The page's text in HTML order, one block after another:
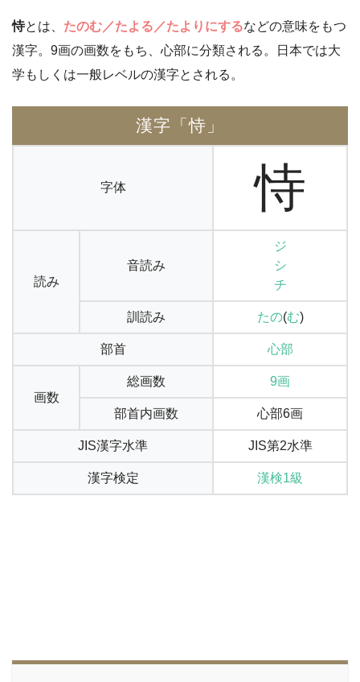
恃とは、 たのむ／たよる／たよりにするなどの意味をもつ
漢字。9画の画数をもち、心部に分類される。日本では大
学もしくは一般レベルの漢字とされる。
漢字「恃」
字体 恃
読み
音読み
ジ
シ
チ
訓読み たの(む)
部首 心部
画数
総画数 9画
部首内画数 心部6画
JIS漢字水準 JIS第2水準
漢字検定 漢検1級